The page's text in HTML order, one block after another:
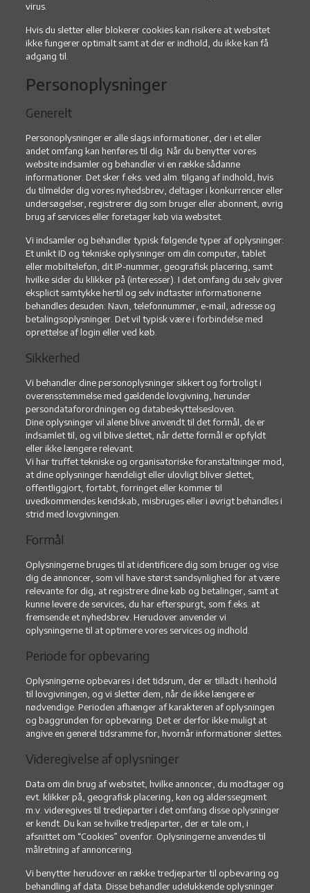
virus.
Hvis du sletter eller blokerer cookies kan risikere at websitet
ikke fungerer optimalt samt at der er indhold, du ikke kan få
adgang til.
Personoplysninger
Generelt
Personoplysninger er alle slags informationer, der i et eller
andet omfang kan henføres til dig. Når du benytter vores
website indsamler og behandler vi en række sådanne
informationer. Det sker f.eks. ved alm. tilgang af indhold, hvis
du tilmelder dig vores nyhedsbrev, deltager i konkurrencer eller
undersøgelser, registrerer dig som bruger eller abonnent, øvrig
brug af services eller foretager køb via websitet.
Vi indsamler og behandler typisk følgende typer af oplysninger:
Et unikt ID og tekniske oplysninger om din computer, tablet
eller mobiltelefon, dit IP-nummer, geografisk placering, samt
hvilke sider du klikker på (interesser). I det omfang du selv giver
eksplicit samtykke hertil og selv indtaster informationerne
behandles desuden: Navn, telefonnummer, e-mail, adresse og
betalingsoplysninger. Det vil typisk være i forbindelse med
oprettelse af login eller ved køb.
Sikkerhed
Vi behandler dine personoplysninger sikkert og fortroligt i
overensstemmelse med gældende lovgivning, herunder
persondataforordningen og databeskyttelsesloven.
Dine oplysninger vil alene blive anvendt til det formål, de er
indsamlet til, og vil blive slettet, når dette formål er opfyldt
eller ikke længere relevant.
Vi har truffet tekniske og organisatoriske foranstaltninger mod,
at dine oplysninger hændeligt eller ulovligt bliver slettet,
offentliggjort, fortabt, forringet eller kommer til
uvedkommendes kendskab, misbruges eller i øvrigt behandles i
strid med lovgivningen.
Formål
Oplysningerne bruges til at identificere dig som bruger og vise
dig de annoncer, som vil have størst sandsynlighed for at være
relevante for dig, at registrere dine køb og betalinger, samt at
kunne levere de services, du har efterspurgt, som f.eks. at
fremsende et nyhedsbrev. Herudover anvender vi
oplysningerne til at optimere vores services og indhold.
Periode for opbevaring
Oplysningerne opbevares i det tidsrum, der er tilladt i henhold
til lovgivningen, og vi sletter dem, når de ikke længere er
nødvendige. Perioden afhænger af karakteren af oplysningen
og baggrunden for opbevaring. Det er derfor ikke muligt at
angive en generel tidsramme for, hvornår informationer slettes.
Videregivelse af oplysninger
Data om din brug af websitet, hvilke annoncer, du modtager og
evt. klikker på, geografisk placering, køn og alderssegment
m.v. videregives til tredjeparter i det omfang disse oplysninger
er kendt. Du kan se hvilke tredjeparter, der er tale om, i
afsnittet om “Cookies” ovenfor. Oplysningerne anvendes til
målretning af annoncering.
Vi benytter herudover en række tredjeparter til opbevaring og
behandling af data. Disse behandler udelukkende oplysninger